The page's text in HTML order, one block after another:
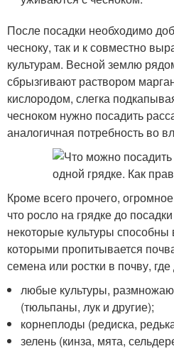
После посадки необходимо
чесноку, так и к совместно
культурам. Весной землю
сбрызгивают раствором
кислородом, слегка
чесноком нужно посадить
аналогичная потребность во
Кроме всего прочего,
что росло на грядке до
некоторые культуры способны
которыми пропитывается
семена или ростки в почву, где
любые культуры,
(тюльпаны, лук и другие);
корнеплоды (редиска,
зелень (кинза, мята,